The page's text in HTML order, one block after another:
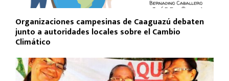
Organizaciones campesinas de Caaguazú debaten
junto a autoridades locales sobre el Cambio
Climático